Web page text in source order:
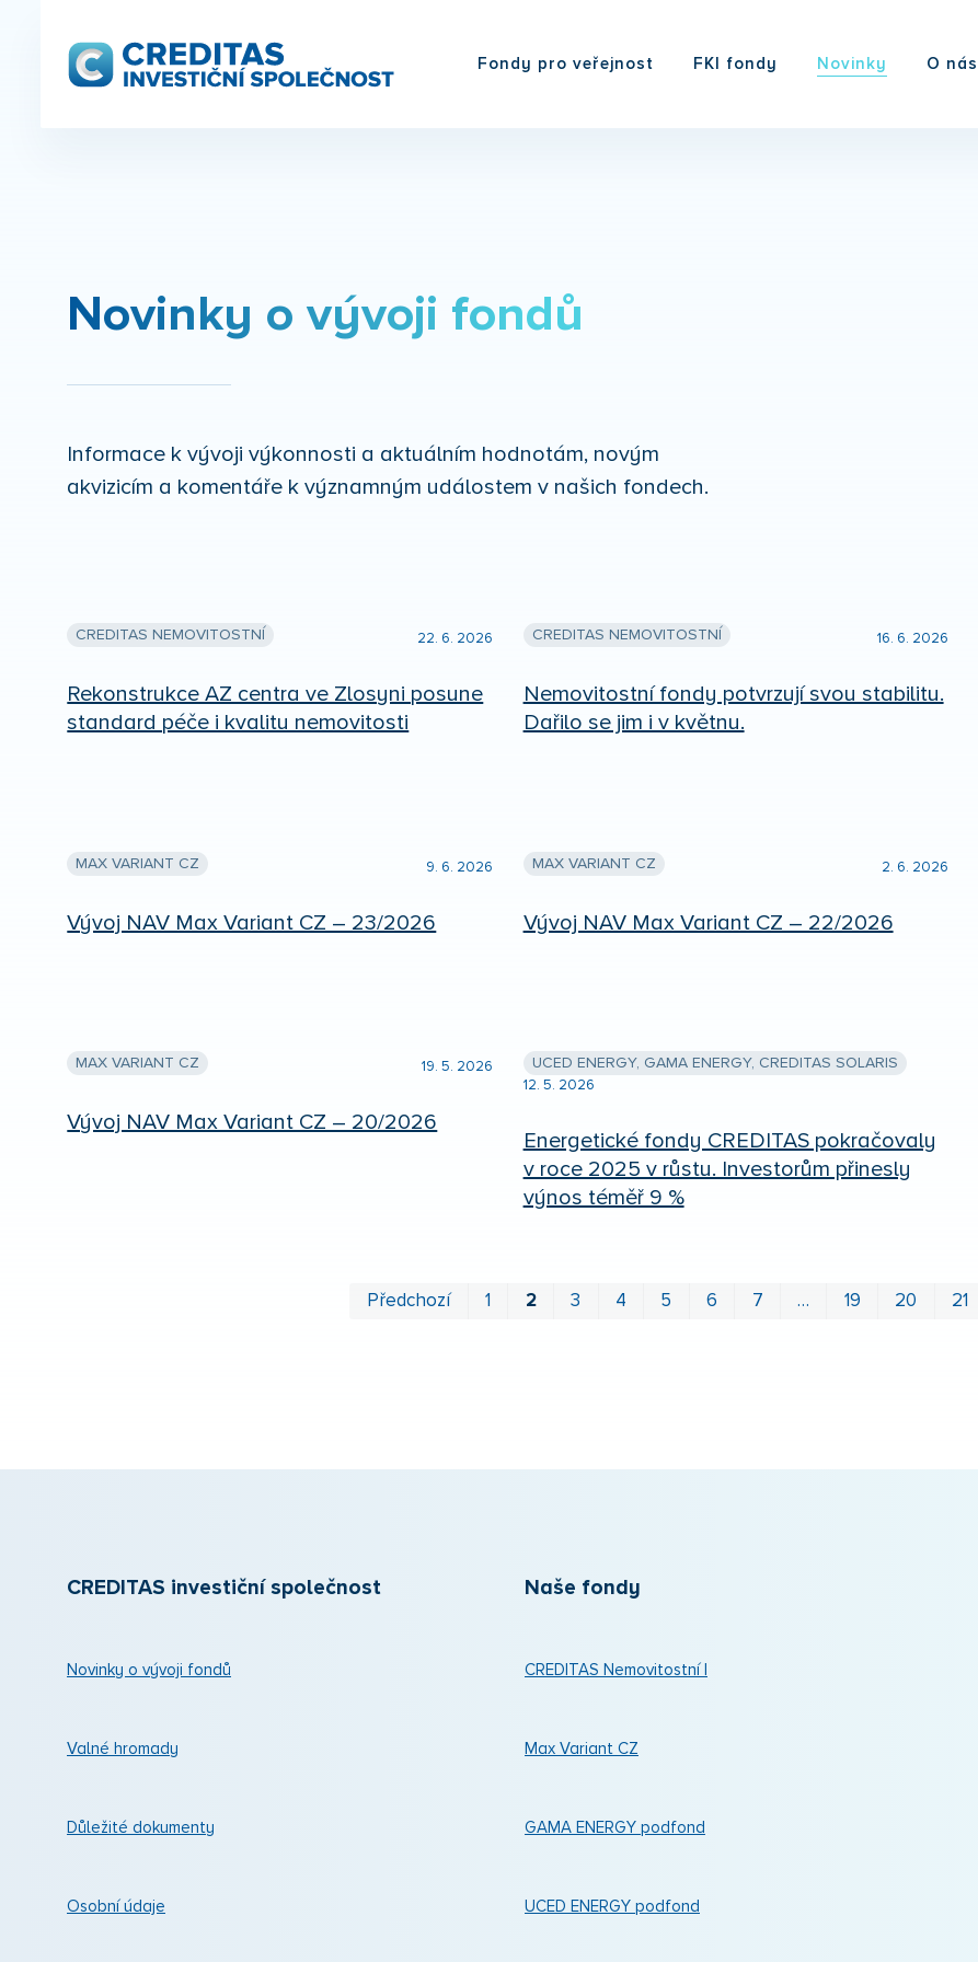
Fondy pro veřejnost FKI fondy Novinky O nás
Novinky o vývoji fondů
Informace k vývoji výkonnosti a aktuálním hodnotám, novým
akvizicím a komentáře k významným událostem v našich fondech.
CREDITAS NEMOVITOSTNÍ 22. 6. 2026
Rekonstrukce AZ centra ve Zlosyni posune
standard péče i kvalitu nemovitosti
CREDITAS NEMOVITOSTNÍ 16. 6. 2026
Nemovitostní fondy potvrzují svou stabilitu.
Dařilo se jim i v květnu.
MAX VARIANT CZ 9. 6. 2026
Vývoj NAV Max Variant CZ – 23/2026
MAX VARIANT CZ 2. 6. 2026
Vývoj NAV Max Variant CZ – 22/2026
MAX VARIANT CZ 19. 5. 2026
Vývoj NAV Max Variant CZ – 20/2026
UCED ENERGY, GAMA ENERGY, CREDITAS SOLARIS
12. 5. 2026
Energetické fondy CREDITAS pokračovaly
v roce 2025 v růstu. Investorům přinesly
výnos téměř 9 %
Předchozí 1 2 3 4 5 6 7 … 19 20 21
CREDITAS investiční společnost
Novinky o vývoji fondů
Valné hromady
Důležité dokumenty
Osobní údaje
Naše fondy
CREDITAS Nemovitostní I
Max Variant CZ
GAMA ENERGY podfond
UCED ENERGY podfond